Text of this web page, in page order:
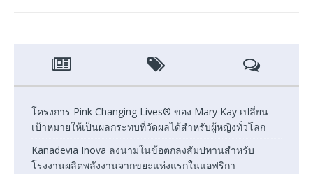
โครงการ Pink Changing Lives® ของ Mary Kay เปลี่ยน
เป้าหมายให้เป็นผลกระทบที่วัดผลได้สำหรับผู้หญิงทั่วโลก
Kanadevia Inova ลงนามในข้อตกลงสัมปทานสำหรับ
โรงงานผลิตพลังงานจากขยะแห่งแรกในแอฟริกา